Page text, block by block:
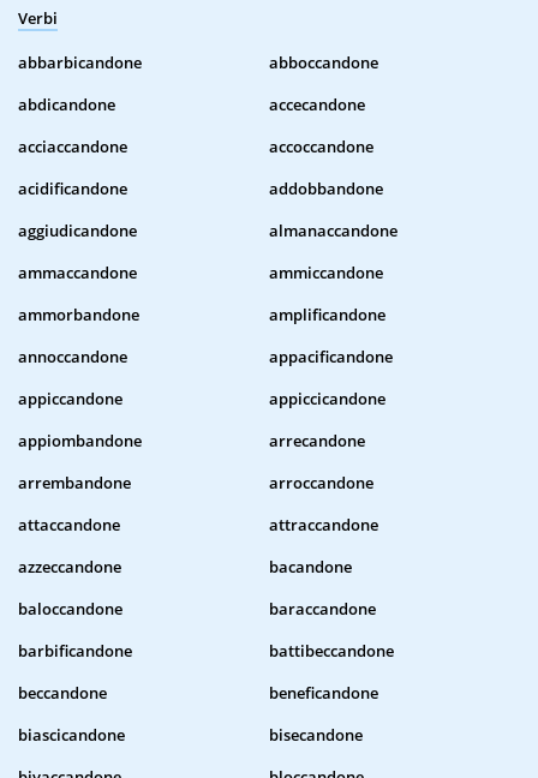
Verbi
abbarbicandone
abboccandone
abdicandone
accecandone
acciaccandone
accoccandone
acidificandone
addobbandone
aggiudicandone
almanaccandone
ammaccandone
ammiccandone
ammorbandone
amplificandone
annoccandone
appacificandone
appiccandone
appiccicandone
appiombandone
arrecandone
arrembandone
arroccandone
attaccandone
attraccandone
azzeccandone
bacandone
baloccandone
baraccandone
barbificandone
battibeccandone
beccandone
beneficandone
biascicandone
bisecandone